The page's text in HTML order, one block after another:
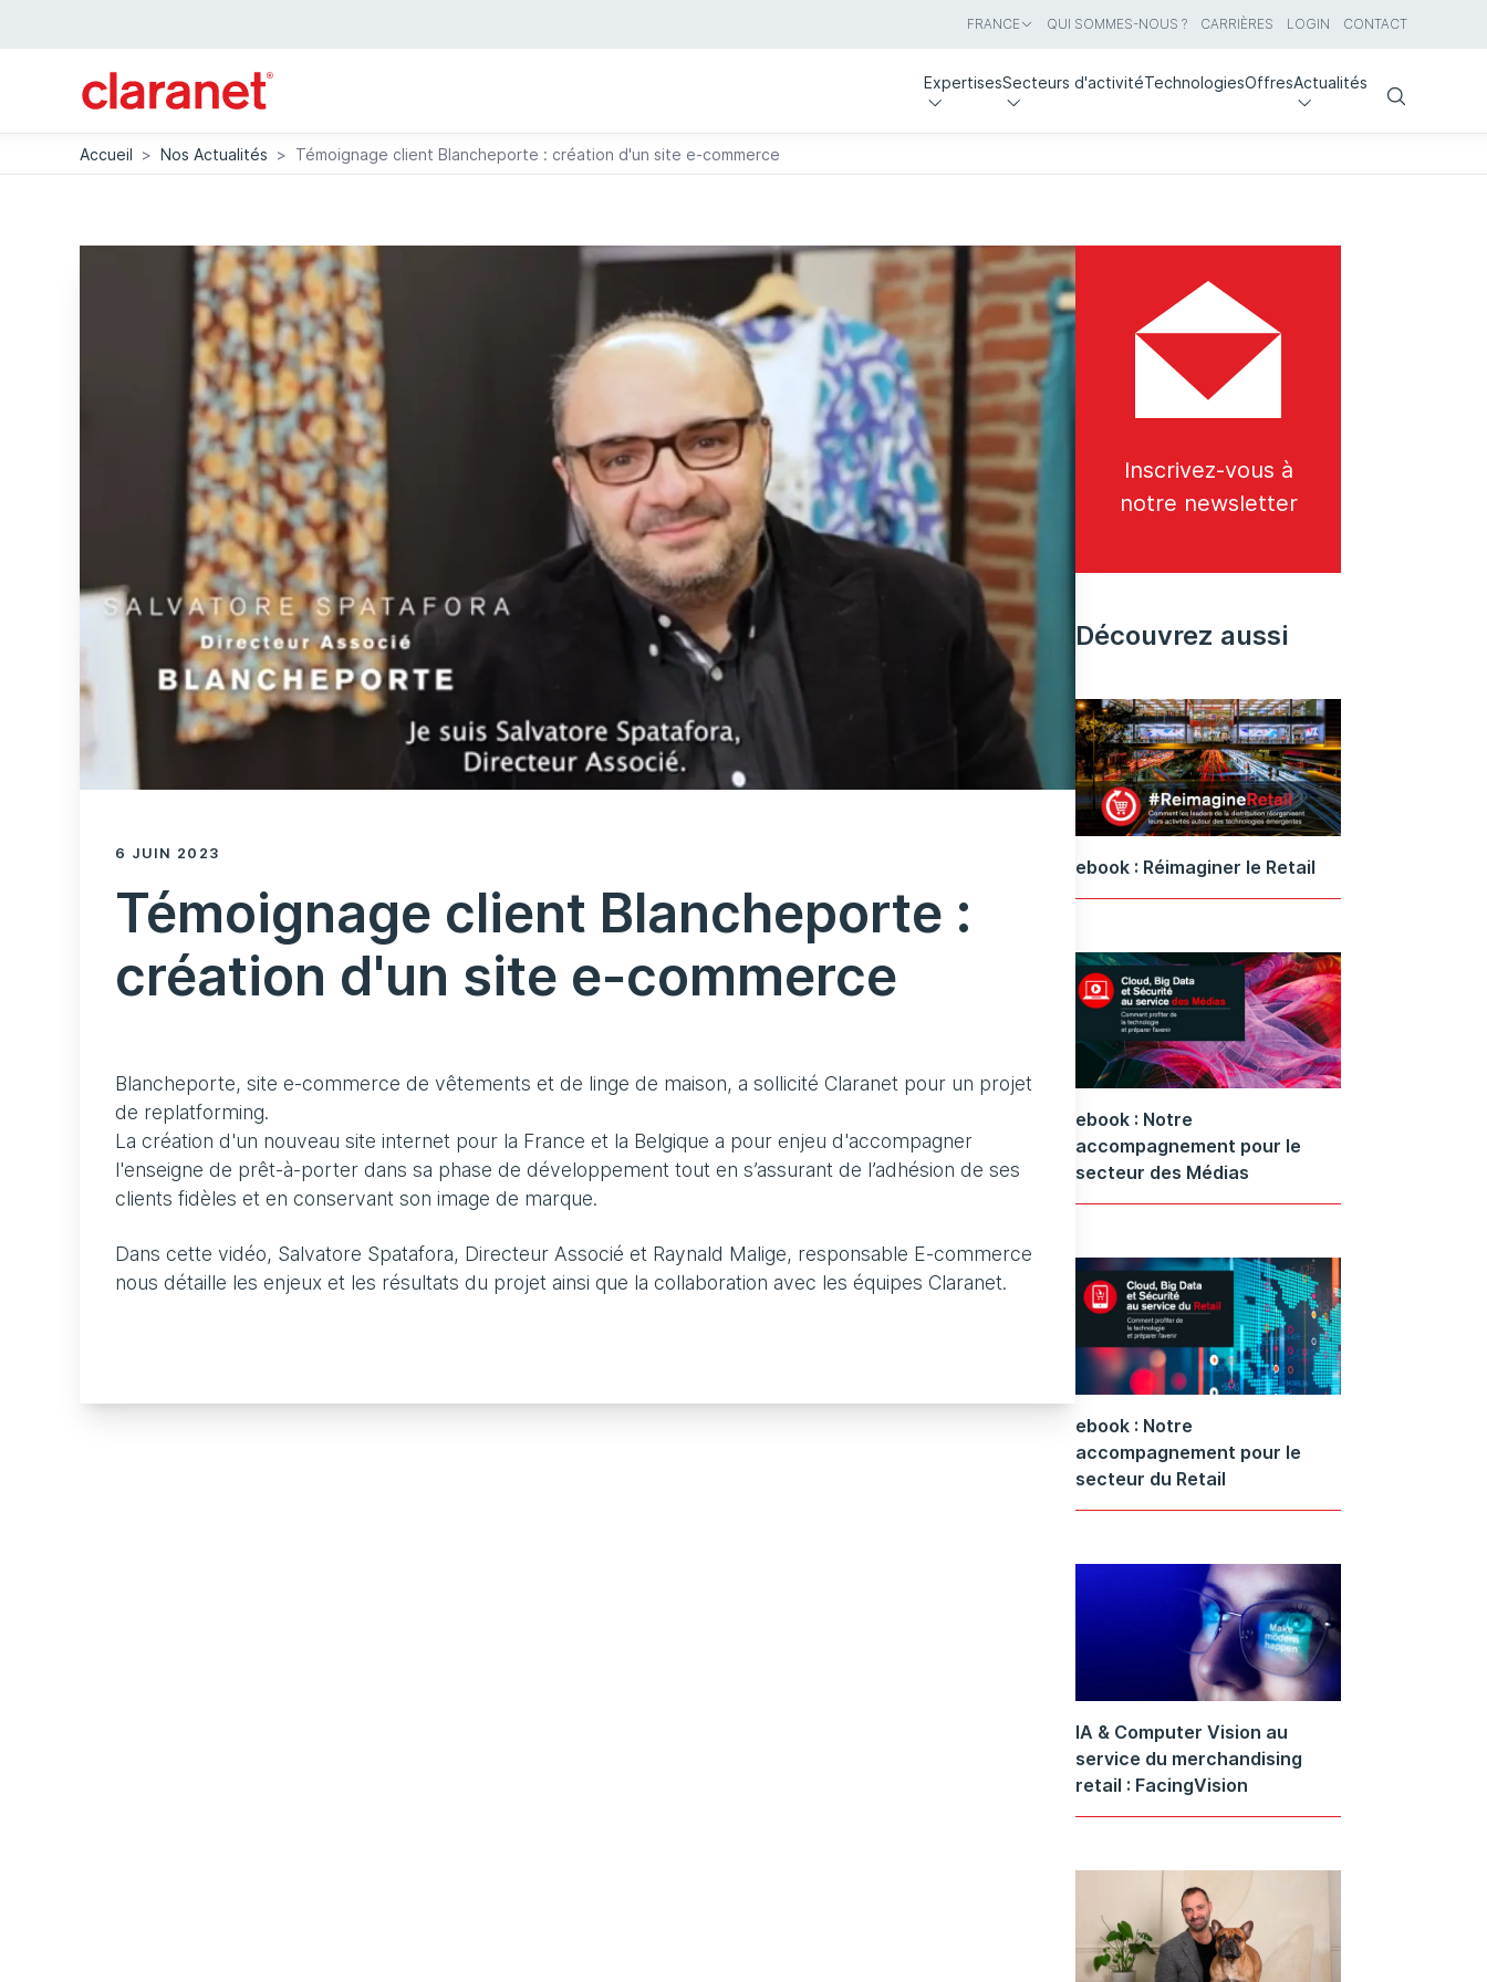
FRANCE QUI SOMMES-NOUS ? CARRIÈRES LOGIN CONTACT
ExpertisesSecteurs d'activitéTechnologiesOffresActualités
Search
Accueil > Nos Actualités > Témoignage client Blancheporte : création d'un site e-commerce
6 JUIN 2023
Témoignage client Blancheporte :
création d'un site e-commerce
Blancheporte, site e-commerce de vêtements et de linge de maison, a sollicité Claranet pour un projet
de replatforming.
La création d'un nouveau site internet pour la France et la Belgique a pour enjeu d'accompagner
l'enseigne de prêt-à-porter dans sa phase de développement tout en s’assurant de l’adhésion de ses
clients fidèles et en conservant son image de marque.
Dans cette vidéo, Salvatore Spatafora, Directeur Associé et Raynald Malige, responsable E-commerce
nous détaille les enjeux et les résultats du projet ainsi que la collaboration avec les équipes Claranet.
Inscrivez-vous à
notre newsletter
Découvrez aussi
ebook : Réimaginer le Retail
ebook : Notre
accompagnement pour le
secteur des Médias
ebook : Notre
accompagnement pour le
secteur du Retail
IA & Computer Vision au
service du merchandising
retail : FacingVision